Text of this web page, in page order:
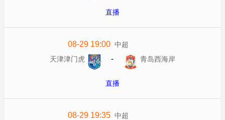
直播
08-29 19:00 中超
天津津门虎
- 青岛西海岸
直播
08-29 19:35 中超